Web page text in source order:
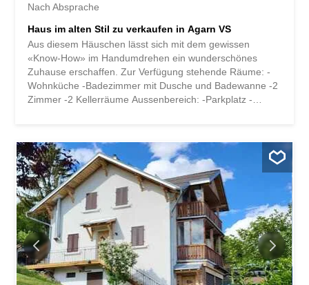
Nach Absprache
Haus im alten Stil zu verkaufen in Agarn VS
Aus diesem Häuschen lässt sich mit dem gewissen
«Know-How» im Handumdrehen ein wunderschönes
Zuhause erschaffen. Zur Verfügung stehende Räume: -
Wohnküche -Badezimmer mit Dusche und Badewanne -2
Zimmer -2 Kellerräume Aussenbereich: -Parkplatz -
Lassen Sie ihren ganz eigenen Charm in dieses
Häuschen einziehen! Überzeugen Sie sich vor Ort und
lassen Sie sich Inspirieren von Ihrem neuen Zuhause.
Kontakt für eine unverbindliche Besichtigung: Immobilien
Elsig AG 079 283 38 21 info@immo-elsig.ch